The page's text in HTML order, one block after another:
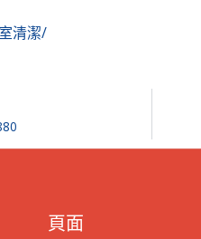
清潔/
頁面